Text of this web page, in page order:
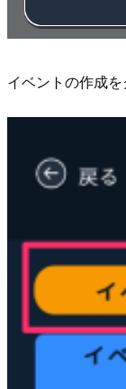
イベントの作成を